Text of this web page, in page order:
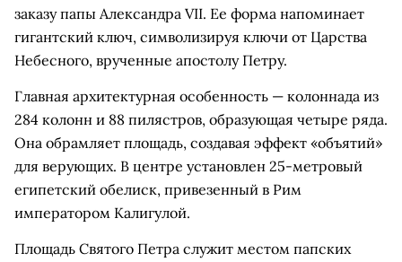
заказу папы Александра VII. Ее форма напоминает
гигантский ключ, символизируя ключи от Царства
Небесного, врученные апостолу Петру.
Главная архитектурная особенность — колоннада из
284 колонн и 88 пилястров, образующая четыре ряда.
Она обрамляет площадь, создавая эффект «объятий»
для верующих. В центре установлен 25-метровый
египетский обелиск, привезенный в Рим
императором Калигулой.
Площадь Святого Петра служит местом папских